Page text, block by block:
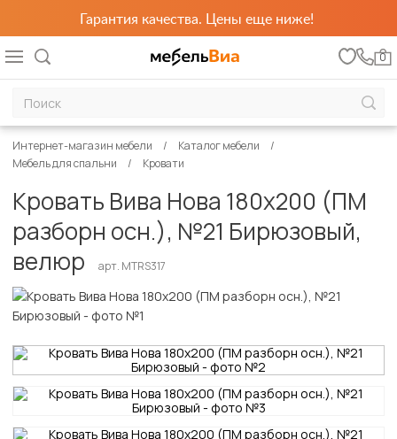
Гарантия качества. Цены еще ниже!
0
Интернет-магазин мебели
Каталог мебели
Мебель для спальни
Кровати
Кровать Вива Нова 180х200 (ПМ
разборн осн.), №21 Бирюзовый,
велюр
арт. MTRS317